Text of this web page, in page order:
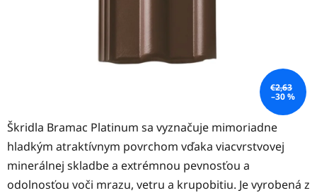
Škridla Bramac Platinum sa vyznačuje mimoriadne
hladkým atraktívnym povrchom vďaka viacvrstvovej
minerálnej skladbe a extrémnou pevnosťou a
odolnosťou voči mrazu, vetru a krupobitiu. Je vyrobená z
€2,63
–30 %